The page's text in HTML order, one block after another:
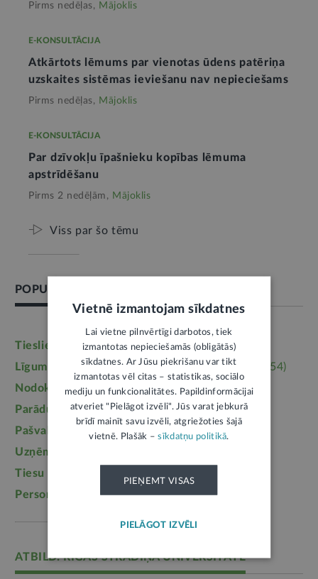
Pirms nedēļas, Mājoklis
E-KONSULTĀCIJA
Atkārtots lēmums par vienotas ūdens patēriņa
uzskaites sistēmas ieviešanu nav nepieciešams
Pirms nedēļas, Mājoklis
E-KONSULTĀCIJA
Par dzīvokļu īpašnieku kopības lēmuma
apstrīdēšanu
Pirms 2 nedēļām, Mājoklis
Viss par šo tēmu
POPULĀRĀKĀS TĒMAS
Tieslietas (6246) Darba tiesības(5764)
Līgumi, dokumenti(5364) Īpašumtiesības
(3954)
Nodokļi
(3710) Mājoklis(3142)
Parādu piedziņa
(2558) Labklājība(2254)
Pašvaldības
(2217) Uzturlīdzekļi
(1457)
Uzņēmējdarbība
Tiesu sistēma
Personas dati
(1052)
ATBILD: RĪGAS STRADIŅA UNIVERSITĀTE
Vietnē izmantojam sīkdatnes
Lai vietne pilnvērtīgi darbotos, tiek
izmantotas nepieciešamās (obligātās)
sīkdatnes. Ar Jūsu piekrišanu var tikt
izmantotas vēl citas – statistikas, sociālo
mediju un funkcionalitātes. Papildinformācijai
atveriet "Pielāgot izvēli". Jūs varat jebkurā
brīdī mainīt savu izvēli, atgriežoties šajā
vietnē. Plašāk –sīkdatņu politikā.
PIEŅEMT VISAS
PIELĀGOT IZVĒLI